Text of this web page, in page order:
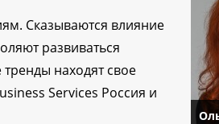
Сказываются влияние
развиваться
находят свое
Services Россия и